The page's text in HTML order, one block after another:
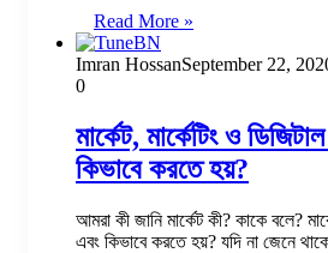
Read More »
Imran HossanSeptember 22,
0
মার্কেট, মার্কেটিং ও
কিভাবে করতে হয়?
আমরা কী জানি মার্কেট কী? কাকে বলে?
এবং কিভাবে করতে হয়? যদি না জেনে